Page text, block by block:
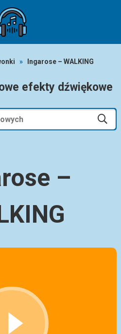
» Ingarose – WALKING
efekty dźwiękowe
–